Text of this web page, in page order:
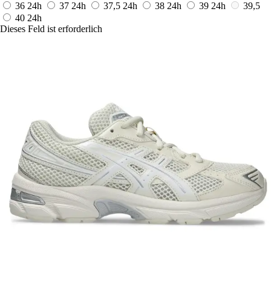
36 24h 37 24h 37,5 24h 38 24h 39 24h
39,5
40 24h
Dieses Feld ist erforderlich